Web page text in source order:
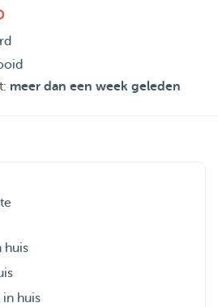
meer dan een week geleden
huis
huis